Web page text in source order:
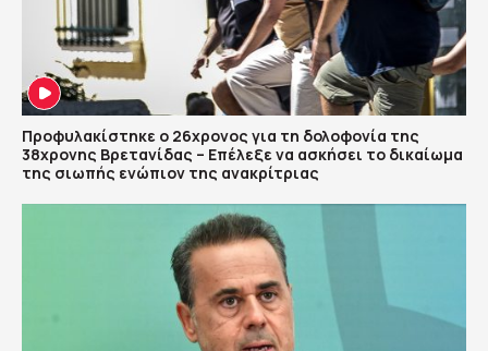
Προφυλακίστηκε ο 26χρονος για τη δολοφονία της
38χρονης Βρετανίδας – Επέλεξε να ασκήσει το δικαίωμα
της σιωπής ενώπιον της ανακρίτριας